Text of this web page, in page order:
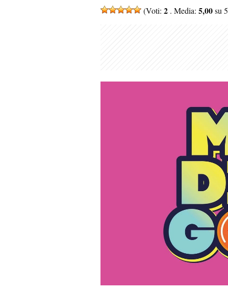
(Voti: 2 . Media: 5,00su